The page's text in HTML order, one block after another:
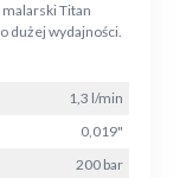
malarski Titan
dużej wydajności.
1,3 l/min
0,019"
200 bar